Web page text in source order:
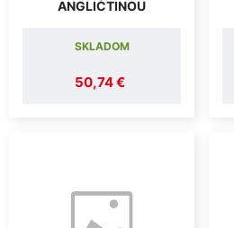
ANGLIČTINOU
50,74 €
SKLADOM